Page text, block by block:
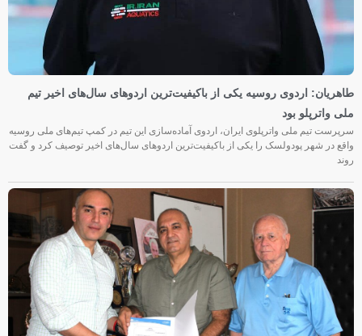
طاهریان: اردوی روسیه یکی از باکیفیت‌ترین اردوهای سال‌های اخیر تیم
ملی واترپلو بود
سرپرست تیم ملی واترپلوی ایران، اردوی آماده‌سازی این تیم در کمپ تیم‌های ملی روسیه
واقع در شهر پودولسک را یکی از باکیفیت‌ترین اردوهای سال‌های اخیر توصیف کرد و گفت
روند